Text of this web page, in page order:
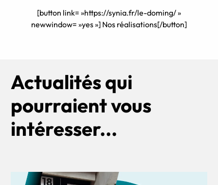
[button link= »https://synia.fr/le-doming/ »
newwindow= »yes »] Nos réalisations[/button]
Actualités qui
pourraient vous
intéresser...